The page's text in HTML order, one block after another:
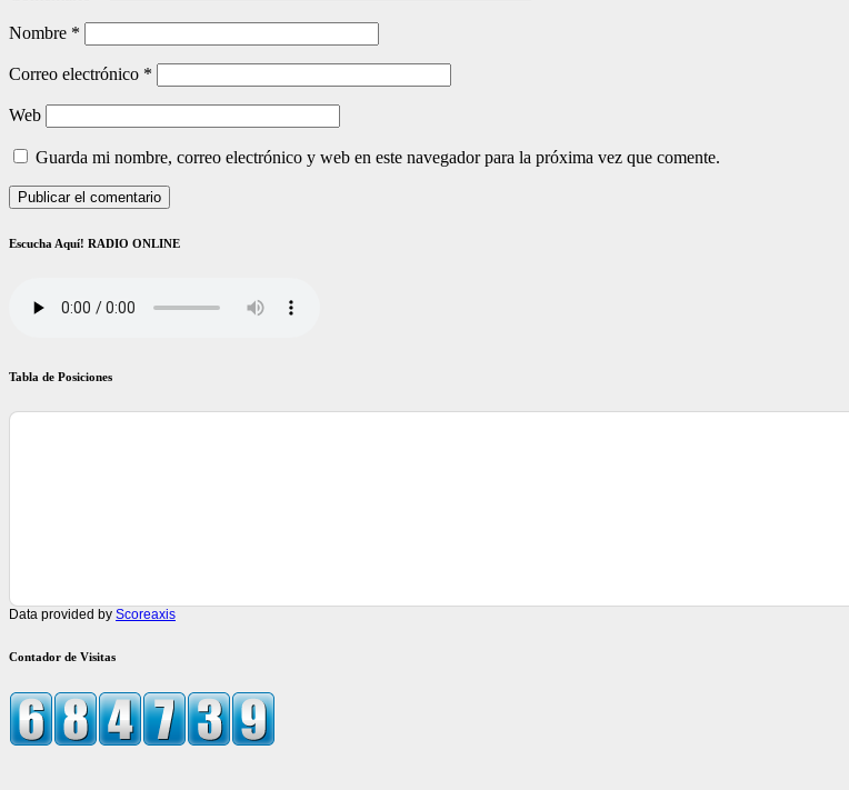
Nombre *
Correo electrónico *
Web
Guarda mi nombre, correo electrónico y web en este navegador para la próxima vez que comente.
Escucha Aquí! RADIO ONLINE
Tabla de Posiciones
Data provided by Scoreaxis
Contador de Visitas